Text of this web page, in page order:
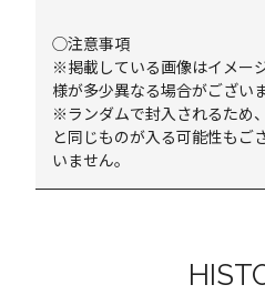
◯注意事項
※掲載している画像はイメー
様が多少異なる場合がございま
※ランダムで封入されるため
と同じものが入る可能性もご
いません。